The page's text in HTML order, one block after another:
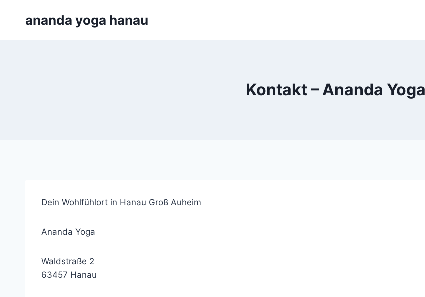
ananda yoga hanau
Kontakt – Ananda Yoga
Dein Wohlfühlort in Hanau Groß Auheim
Ananda Yoga
Waldstraße 2
63457 Hanau